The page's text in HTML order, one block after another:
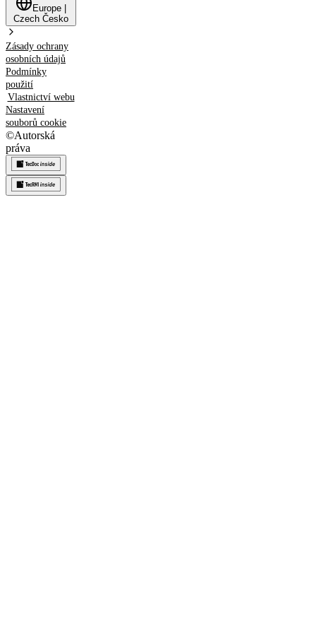
Europe
Czech Česko
Zásady ochrany
osobních údajů
Podmínky
použití
Vlastnictví webu
Nastavení
souborů cookie
©Autorská
práva